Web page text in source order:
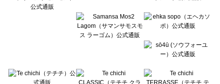
Wpc.（ワールドパーティー）のワンピース一覧